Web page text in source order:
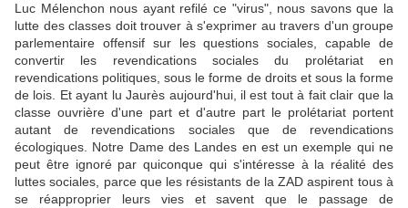
Luc Mélenchon nous ayant refilé ce "virus", nous savons que la
lutte des classes doit trouver à s'exprimer au travers d'un groupe
parlementaire offensif sur les questions sociales, capable de
convertir les revendications sociales du prolétariat en
revendications politiques, sous le forme de droits et sous la forme
de lois. Et ayant lu Jaurès aujourd'hui, il est tout à fait clair que la
classe ouvrière d'une part et d'autre part le prolétariat portent
autant de revendications sociales que de revendications
écologiques. Notre Dame des Landes en est un exemple qui ne
peut être ignoré par quiconque qui s'intéresse à la réalité des
luttes sociales, parce que les résistants de la ZAD aspirent tous à
se réapproprier leurs vies et savent que le passage de